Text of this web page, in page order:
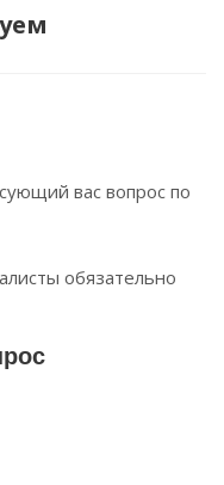
вас вопрос по
обязательно